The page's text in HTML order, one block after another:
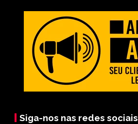
Siga-nos nas redes sociais